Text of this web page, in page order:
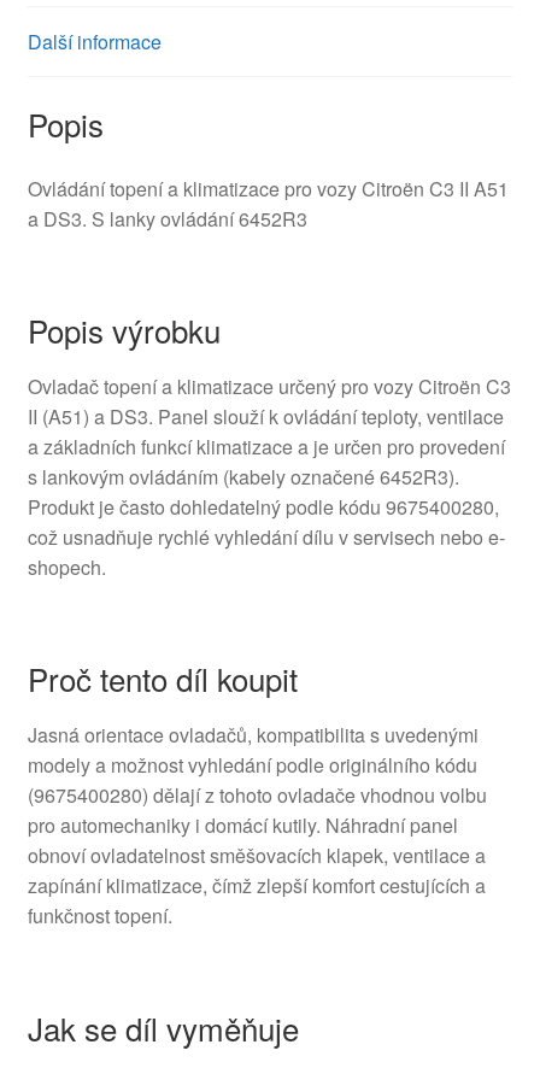
Další informace
Popis
Ovládání topení a klimatizace pro vozy Citroën C3 II A51
a DS3. S lanky ovládání 6452R3
Popis výrobku
Ovladač topení a klimatizace určený pro vozy Citroën C3
II (A51) a DS3. Panel slouží k ovládání teploty, ventilace
a základních funkcí klimatizace a je určen pro provedení
s lankovým ovládáním (kabely označené 6452R3).
Produkt je často dohledatelný podle kódu 9675400280,
což usnadňuje rychlé vyhledání dílu v servisech nebo e-
shopech.
Proč tento díl koupit
Jasná orientace ovladačů, kompatibilita s uvedenými
modely a možnost vyhledání podle originálního kódu
(9675400280) dělají z tohoto ovladače vhodnou volbu
pro automechaniky i domácí kutily. Náhradní panel
obnoví ovladatelnost směšovacích klapek, ventilace a
zapínání klimatizace, čímž zlepší komfort cestujících a
funkčnost topení.
Jak se díl vyměňuje